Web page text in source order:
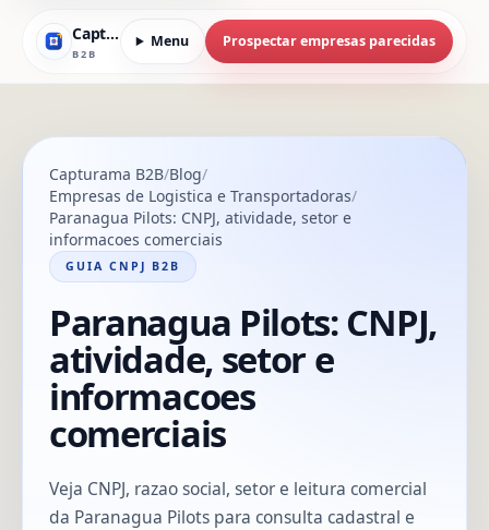
Capturama
B2B
Menu Prospectar empresas parecidas
Capturama B2B Blog
Empresas de Logistica e Transportadoras
Paranagua Pilots: CNPJ, atividade, setor e
informacoes comerciais
GUIA CNPJ B2B
Paranagua Pilots: CNPJ,
atividade, setor e
informacoes
comerciais
Veja CNPJ, razao social, setor e leitura comercial
da Paranagua Pilots para consulta cadastral e